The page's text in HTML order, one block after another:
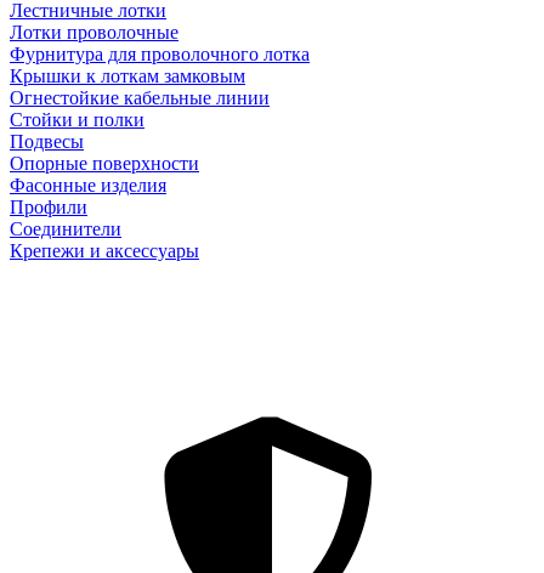
Лестничные лотки
Лотки проволочные
Фурнитура для проволочного лотка
Крышки к лоткам замковым
Огнестойкие кабельные линии
Стойки и полки
Подвесы
Опорные поверхности
Фасонные изделия
Профили
Соединители
Крепежи и аксессуары